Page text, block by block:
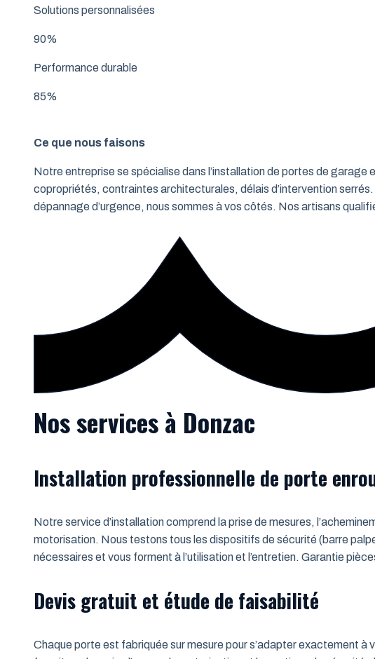
Solutions personnalisées
90%
Performance durable
85%
Ce que nous faisons
Notre entreprise se spécialise dans l’installation de portes de
copropriétés, contraintes architecturales, délais d’intervention
dépannage d’urgence, nous sommes à vos côtés. Nos artisans
Nos services à Donzac
Installation professionnelle de porte
Notre service d’installation comprend la prise de mesures,
motorisation. Nous testons tous les dispositifs de sécurité (barre
nécessaires et vous forment à l’utilisation et l’entretien. Garantie
Devis gratuit et étude de faisabilité
Chaque porte est fabriquée sur mesure pour s’adapter exactement